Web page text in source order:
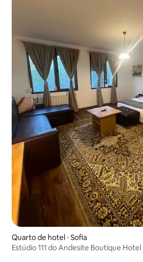
Quarto de hotel ⋅ Sofia
Estúdio 111 do Andesite Boutique Hotel